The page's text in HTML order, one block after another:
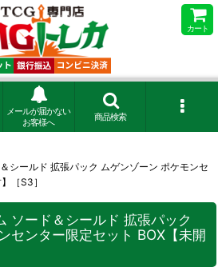
カート
メールが届かない
お客様へ
商品検索
シールド 拡張パック ムゲンゾーン ポケモンセ
［S3］
ソード＆シールド 拡張パック
センター限定セット BOX【未開